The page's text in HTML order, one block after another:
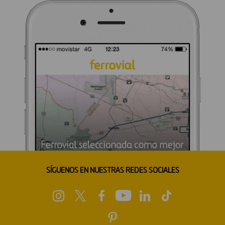
SÍGUENOS EN NUESTRAS REDES SOCIALES